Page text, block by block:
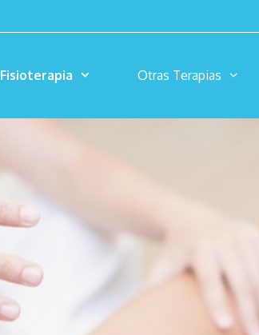
Fisioterapia Otras Terapias